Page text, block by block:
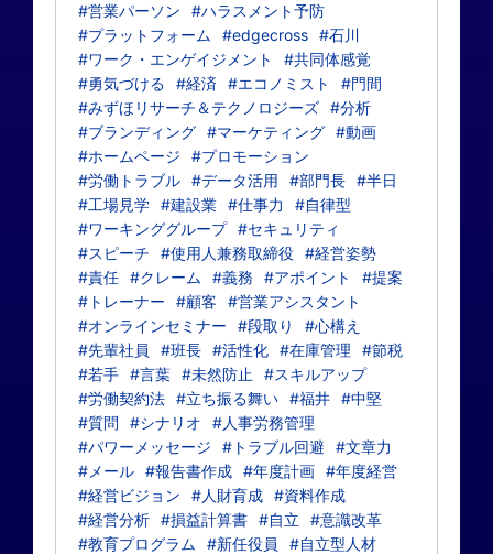
#営業パーソン
#ハラスメント予防
#プラットフォーム
#edgecross #石川
#ワーク・エンゲイジメント
#共同体感覚
#勇気づける
#経済 #エコノミスト
#門間
#みずほリサーチ＆テクノロジーズ #分析
#ブランディング #マーケティング #動画
#ホームページ
#プロモーション
#労働トラブル #データ活用 #部門長 #半日
#工場見学 #建設業 #仕事力
#自律型
#ワーキンググループ #セキュリティ
#スピーチ
#使用人兼務取締役 #経営姿勢
#責任 #クレーム #義務 #アポイント
#提案
#トレーナー
#顧客
#営業アシスタント
#オンラインセミナー
#段取り
#心構え
#先輩社員
#班長 #活性化 #在庫管理
#節税
#若手 #言葉 #未然防止
#スキルアップ
#労働契約法 #立ち振る舞い #福井 #中堅
#質問
#シナリオ
#人事労務管理
#パワーメッセージ
#トラブル回避
#文章力
#メール #報告書作成 #年度計画 #年度経営
#経営ビジョン
#人財育成 #資料作成
#経営分析 #損益計算書 #自立
#意識改革
#教育プログラム
#新任役員
#自立型人材